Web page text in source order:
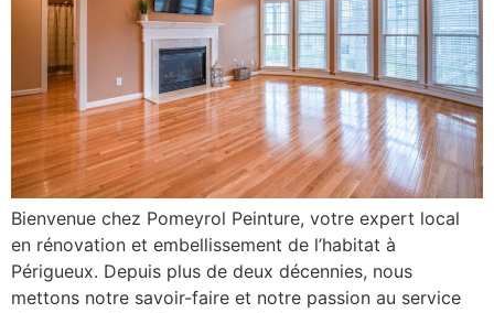
Bienvenue chez Pomeyrol Peinture, votre expert local
en rénovation et embellissement de l’habitat à
Périgueux. Depuis plus de deux décennies, nous
mettons notre savoir-faire et notre passion au service